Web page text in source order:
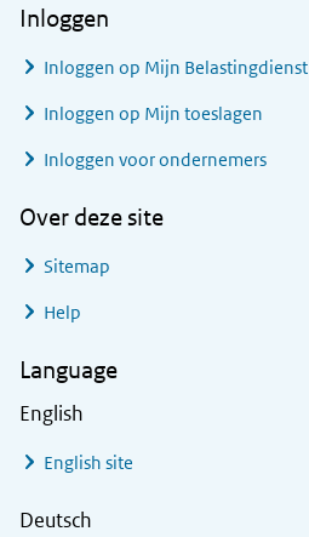
Inloggen
Inloggen op Mijn Belastingdienst
Inloggen op Mijn toeslagen
Inloggen voor ondernemers
Over deze site
Sitemap
Help
Language
English
English site
Deutsch